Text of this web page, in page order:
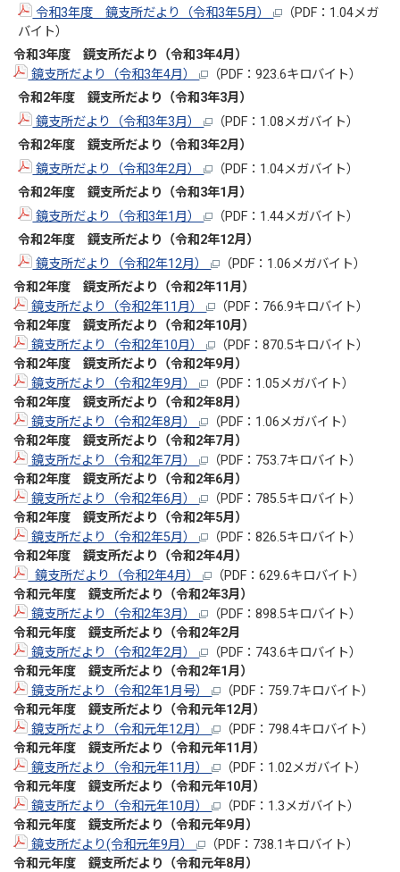
令和3年度 鏡支所だより（令和3年5月）
（PDF：1.04メガ
バイト）
令和3年度 鏡支所だより（令和3年4月 ）
鏡支所だより（令和3年4月）
（PDF：923.6キロバイト）
令和2年度 鏡支所だより（令和3年3月 ）
鏡支所だより（令和3年3月）
（PDF：1.08メガバイト）
令和2年度 鏡支所だより（令和3年2月 ）
鏡支所だより（令和3年2月）
（PDF：1.04メガバイト）
令和2年度 鏡支所だより（令和3年1月 ）
鏡支所だより（令和3年1月）
（PDF：1.44メガバイト）
令和2年度 鏡支所だより（令和2年12月 ）
鏡支所だより（令和2年12月）
（PDF：1.06メガバイト）
令和2年度 鏡支所だより（令和2年11月 ）
鏡支所だより（令和2年11月）
（PDF：766.9キロバイト）
令和2年度 鏡支所だより（令和2年10月 ）
鏡支所だより（令和2年10月）
（PDF：870.5キロバイト）
令和2年度 鏡支所だより（令和2年9月 ）
鏡支所だより（令和2年9月）
（PDF：1.05メガバイト）
令和2年度 鏡支所だより（令和2年8月 ）
鏡支所だより（令和2年8月）
（PDF：1.06メガバイト）
令和2年度 鏡支所だより（令和2年7月 ）
鏡支所だより（令和2年7月）
（PDF：753.7キロバイト）
令和2年度 鏡支所だより（令和2年6月 ）
鏡支所だより（令和2年6月）
（PDF：785.5キロバイト）
令和2年度 鏡支所だより（令和2年5月 ）
鏡支所だより（令和2年5月）
（PDF：826.5キロバイト）
令和2年度 鏡支所だより（令和2年4月 ）
鏡支所だより（令和2年4月）
（PDF：629.6キロバイト）
令和元年度 鏡支所だより（令和2年3月）
鏡支所だより（令和2年3月）
（PDF：898.5キロバイト）
令和元年度 鏡支所だより（令和2年2月
鏡支所だより（令和2年2月）
（PDF：743.6キロバイト）
令和元年度 鏡支所だより（令和2年1月）
鏡支所だより（令和2年1月号）
（PDF：759.7キロバイト）
令和元年度 鏡支所だより（令和元年12月）
鏡支所だより（令和元年12月）
（PDF：798.4キロバイト）
令和元年度 鏡支所だより（令和元年11月）
鏡支所だより（令和元年11月）
（PDF：1.02メガバイト）
令和元年度 鏡支所だより（令和元年10月）
鏡支所だより（令和元年10月）
（PDF：1.3メガバイト）
令和元年度 鏡支所だより（令和元年9月）
鏡支所だより(令和元年9月）
（PDF：738.1キロバイト）
令和元年度 鏡支所だより（令和元年8月）